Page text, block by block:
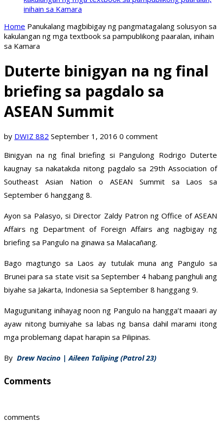
inihain sa Kamara
Home Panukalang magbibigay ng pangmatagalang solusyon sa
kakulangan ng mga textbook sa pampublikong paaralan, inihain
sa Kamara
Duterte binigyan na ng final
briefing sa pagdalo sa
ASEAN Summit
by DWIZ 882 September 1, 2016 0 comment
Binigyan na ng final briefing si Pangulong Rodrigo Duterte
kaugnay sa nakatakda nitong pagdalo sa 29th Association of
Southeast Asian Nation o ASEAN Summit sa Laos sa
September 6 hanggang 8.
Ayon sa Palasyo, si Director Zaldy Patron ng Office of ASEAN
Affairs ng Department of Foreign Affairs ang nagbigay ng
briefing sa Pangulo na ginawa sa Malacañang.
Bago magtungo sa Laos ay tutulak muna ang Pangulo sa
Brunei para sa state visit sa September 4 habang panghuli ang
biyahe sa Jakarta, Indonesia sa September 8 hanggang 9.
Magugunitang inihayag noon ng Pangulo na hangga’t maaari ay
ayaw nitong bumiyahe sa labas ng bansa dahil marami itong
mga problemang dapat harapin sa Pilipinas.
By Drew Nacino | Aileen Taliping (Patrol 23)
Comments
comments